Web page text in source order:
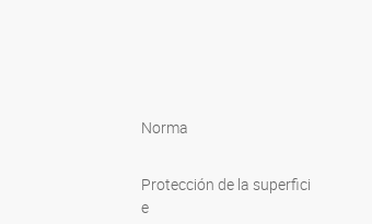
Norma
Protección de la superfici
e